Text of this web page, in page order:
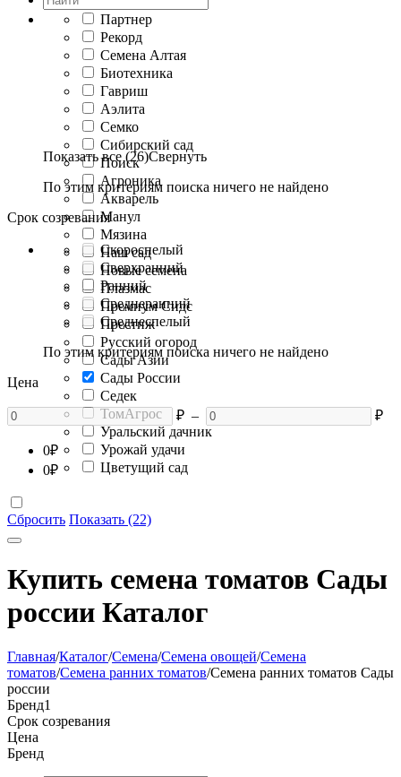
Партнер
Рекорд
Семена Алтая
Биотехника
Гавриш
Аэлита
Семко
Сибирский сад
Поиск
Агроника
Акварель
Манул
Мязина
Наш сад
Новые семена
Плазмас
Премиум Сидс
Престиж
Русский огород
Сады Азии
Сады России
Седек
ТомАгрос
Уральский дачник
Урожай удачи
Цветущий сад
Показать все (26)Свернуть
По этим критериям поиска ничего не найдено
Срок созревания
Скороспелый
Сверхранний
Ранний
Среднеранний
Среднеспелый
По этим критериям поиска ничего не найдено
Цена
₽ – ₽
0₽
0₽
Сбросить Показать (22)
Купить семена томатов Сады
россии Каталог
Главная/Каталог/Семена/Семена овощей/Семена
томатов/Семена ранних томатов/Семена ранних томатов Сады
россии
Бренд1
Срок созревания
Цена
Бренд